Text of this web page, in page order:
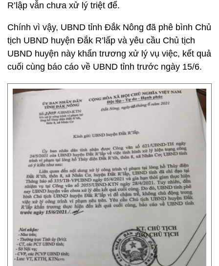
R’lập vẫn chưa xử lý triệt để.
Chính vì vậy, UBND tỉnh Đắk Nông đã phê bình Chủ
tịch UBND huyện Đắk R’lấp và yêu cầu Chủ tịch
UBND huyện này khẩn trương xử lý vụ việc, kết quả
cuối cùng báo cáo về UBND tỉnh trước ngày 15/6.